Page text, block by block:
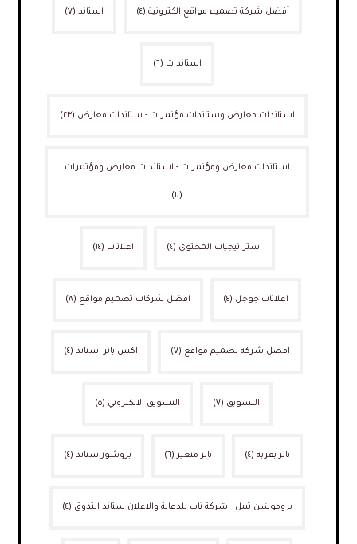
أفضل شركة تصميم مواقع الكترونية (٤) استاند (٧)
استاندات (٦)
استاندات معارض وستاندات مؤتمرات - ستاندات معارض (٢٣)
استاندات معارض ومؤتمرات - استاندات معارض ومؤتمرات
(١٠)
استراتيجيات المحتوى (٤) اعلانات (١٤)
اعلانات جوجل (٤) افضل شركات تصميم مواقع (٨)
افضل شركة تصميم مواقع (٧) اكس بانر استاند (٤)
التسويق (٧) التسويق الالكتروني (٥)
بانر بقربه (٤) بانر متغير (٦) بروشور ستاند (٤)
بروموشن تيبل - شركة ناب للدعاية والاعلان ستاند التذوق (٤)